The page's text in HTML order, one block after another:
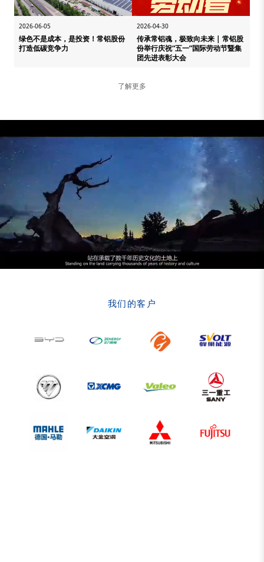
2026-06-05
绿色不是成本，是投资！常铝股份
打造低碳竞争力
2026-04-30
传承常铝魂，极致向未来 | 常铝股
份举行庆祝“五一”国际劳动节暨集
团先进表彰大会
了解更多
我们的客户